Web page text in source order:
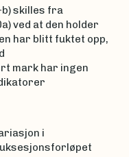
skilles fra
ved at den holder
har blitt fuktet opp,
mark har ingen
i